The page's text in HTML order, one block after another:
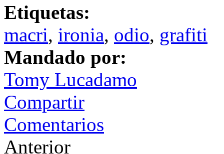
Etiquetas:
macri, ironia, odio, grafiti
Mandado por:
Tomy Lucadamo
Compartir
Comentarios
Anterior